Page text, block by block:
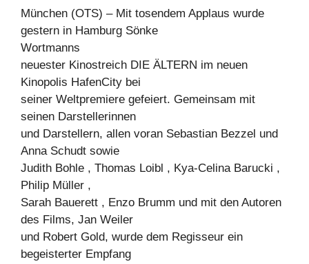
München (OTS) – Mit tosendem Applaus wurde
gestern in Hamburg Sönke
Wortmanns
neuester Kinostreich DIE ÄLTERN im neuen
Kinopolis HafenCity bei
seiner Weltpremiere gefeiert. Gemeinsam mit
seinen Darstellerinnen
und Darstellern, allen voran Sebastian Bezzel und
Anna Schudt sowie
Judith Bohle , Thomas Loibl , Kya-Celina Barucki ,
Philip Müller ,
Sarah Bauerett , Enzo Brumm und mit den Autoren
des Films, Jan Weiler
und Robert Gold, wurde dem Regisseur ein
begeisterter Empfang